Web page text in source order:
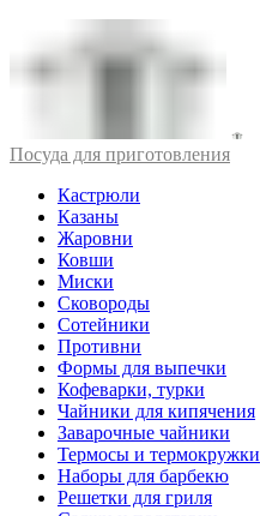
Посуда для приготовления
Кастрюли
Казаны
Жаровни
Ковши
Миски
Сковороды
Сотейники
Противни
Формы для выпечки
Кофеварки, турки
Чайники для кипячения
Заварочные чайники
Термосы и термокружки
Наборы для барбекю
Решетки для гриля